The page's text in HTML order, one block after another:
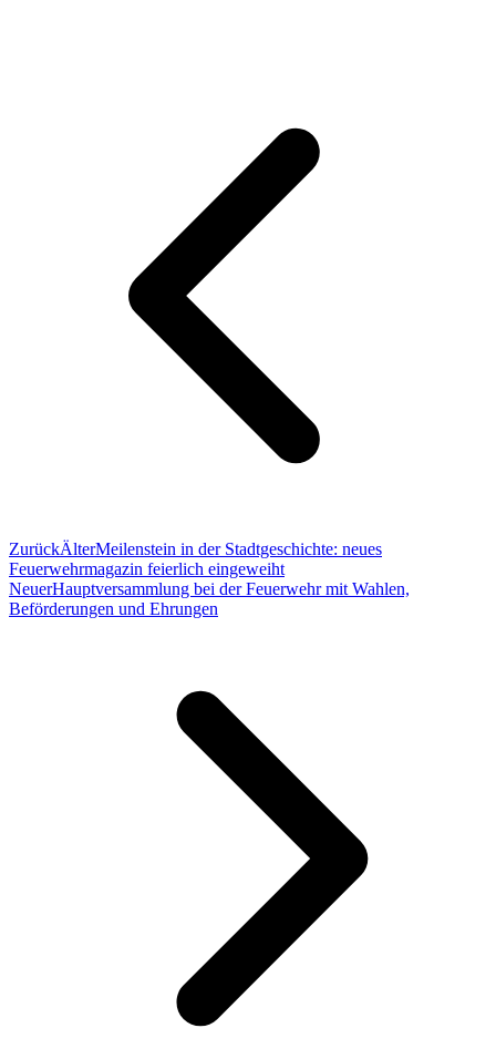
ZurückÄlterMeilenstein in der Stadtgeschichte: neues
Feuerwehrmagazin feierlich eingeweiht
NeuerHauptversammlung bei der Feuerwehr mit Wahlen,
Beförderungen und Ehrungen